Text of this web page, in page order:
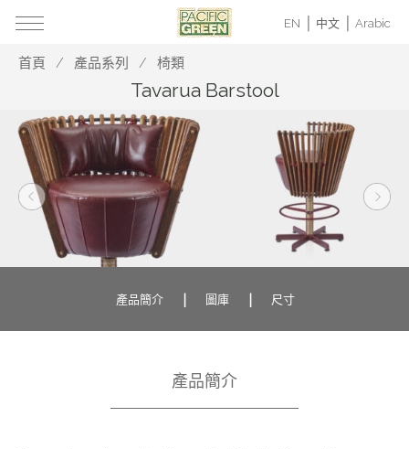
EN 中文 Arabic
首頁 產品系列 椅類
Tavarua Barstool
產品簡介 圖庫 尺寸
產品簡介